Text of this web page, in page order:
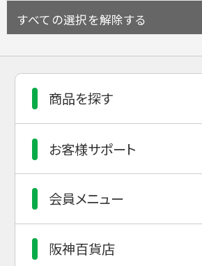
すべての選択を解除する
商品を探す
お客様サポート
会員メニュー
阪神百貨店